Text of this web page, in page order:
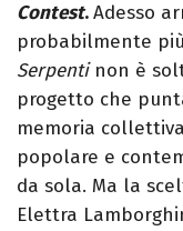
Contest.Adesso
probabilmente
Serpentinon è
progetto che
memoria
popolare e
da sola. Ma la
Elettra